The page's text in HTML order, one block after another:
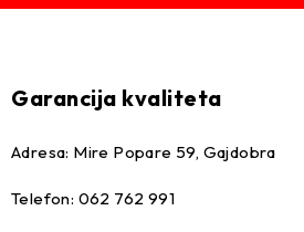
Garancija kvaliteta
Adresa: Mire Popare 59, Gajdobra
Telefon: 062 762 991